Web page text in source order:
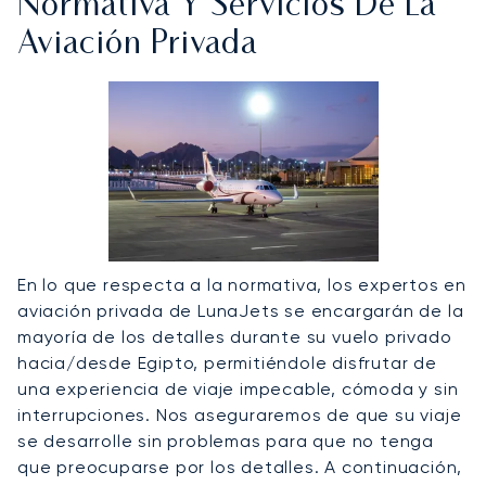
Normativa Y Servicios De La
Aviación Privada
En lo que respecta a la normativa, los expertos en
aviación privada de LunaJets se encargarán de la
mayoría de los detalles durante su vuelo privado
hacia/desde Egipto, permitiéndole disfrutar de
una experiencia de viaje impecable, cómoda y sin
interrupciones. Nos aseguraremos de que su viaje
se desarrolle sin problemas para que no tenga
que preocuparse por los detalles. A continuación,